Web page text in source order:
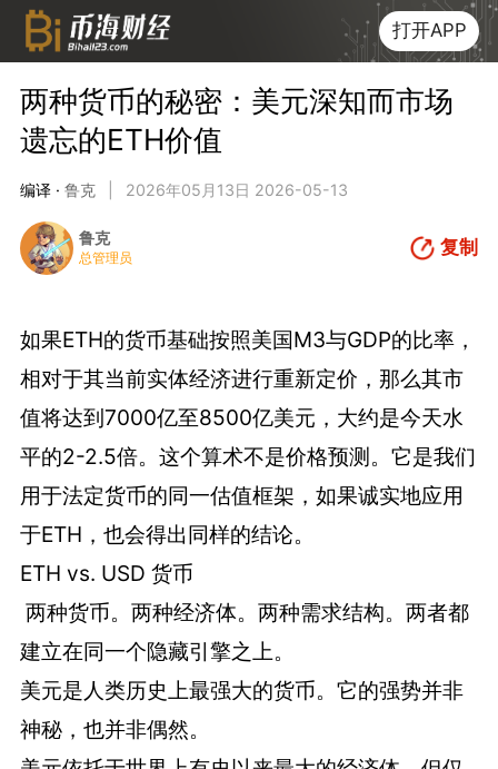
打开APP
两种货币的秘密：美元深知而市场
遗忘的ETH价值
编译 · 鲁克 2026年05月13日 2026-05-13
鲁克
总管理员 复制
如果ETH的货币基础按照美国M3与GDP的比率，
相对于其当前实体经济进行重新定价，那么其市
值将达到7000亿至8500亿美元，大约是今天水
平的2-2.5倍。这个算术不是价格预测。它是我们
用于法定货币的同一估值框架，如果诚实地应用
于ETH，也会得出同样的结论。
ETH vs. USD 货币
两种货币。两种经济体。两种需求结构。两者都
建立在同一个隐藏引擎之上。
美元是人类历史上最强大的货币。它的强势并非
神秘，也并非偶然。